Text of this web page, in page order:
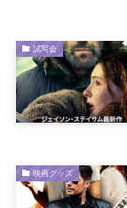
試写会
映画グッズ